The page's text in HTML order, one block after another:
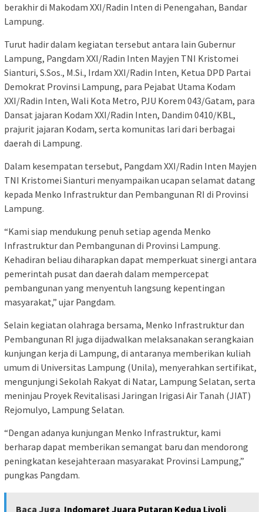
berakhir di Makodam XXI/Radin Inten di Penengahan, Bandar
Lampung.
Turut hadir dalam kegiatan tersebut antara lain Gubernur
Lampung, Pangdam XXI/Radin Inten Mayjen TNI Kristomei
Sianturi, S.Sos., M.Si., Irdam XXI/Radin Inten, Ketua DPD Partai
Demokrat Provinsi Lampung, para Pejabat Utama Kodam
XXI/Radin Inten, Wali Kota Metro, PJU Korem 043/Gatam, para
Dansat jajaran Kodam XXI/Radin Inten, Dandim 0410/KBL,
prajurit jajaran Kodam, serta komunitas lari dari berbagai
daerah di Lampung.
Dalam kesempatan tersebut, Pangdam XXI/Radin Inten Mayjen
TNI Kristomei Sianturi menyampaikan ucapan selamat datang
kepada Menko Infrastruktur dan Pembangunan RI di Provinsi
Lampung.
“Kami siap mendukung penuh setiap agenda Menko
Infrastruktur dan Pembangunan di Provinsi Lampung.
Kehadiran beliau diharapkan dapat memperkuat sinergi antara
pemerintah pusat dan daerah dalam mempercepat
pembangunan yang menyentuh langsung kepentingan
masyarakat,” ujar Pangdam.
Selain kegiatan olahraga bersama, Menko Infrastruktur dan
Pembangunan RI juga dijadwalkan melaksanakan serangkaian
kunjungan kerja di Lampung, di antaranya memberikan kuliah
umum di Universitas Lampung (Unila), menyerahkan sertifikat,
mengunjungi Sekolah Rakyat di Natar, Lampung Selatan, serta
meninjau Proyek Revitalisasi Jaringan Irigasi Air Tanah (JIAT)
Rejomulyo, Lampung Selatan.
“Dengan adanya kunjungan Menko Infrastruktur, kami
berharap dapat memberikan semangat baru dan mendorong
peningkatan kesejahteraan masyarakat Provinsi Lampung,”
pungkas Pangdam.
Baca Juga Indomaret Juara Putaran Kedua Livoli